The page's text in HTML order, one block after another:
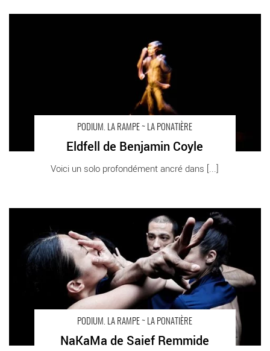
PODIUM. LA RAMPE ~ LA PONATIÈRE
Eldfell de Benjamin Coyle
Voici un solo profondément ancré dans [...]
PODIUM. LA RAMPE ~ LA PONATIÈRE
NaKaMa de Saief Remmide
NaKaMa de Saief Remmide - Critique sortie Théâtre Échirolles
PODIUM. La Rampe - La Ponatière